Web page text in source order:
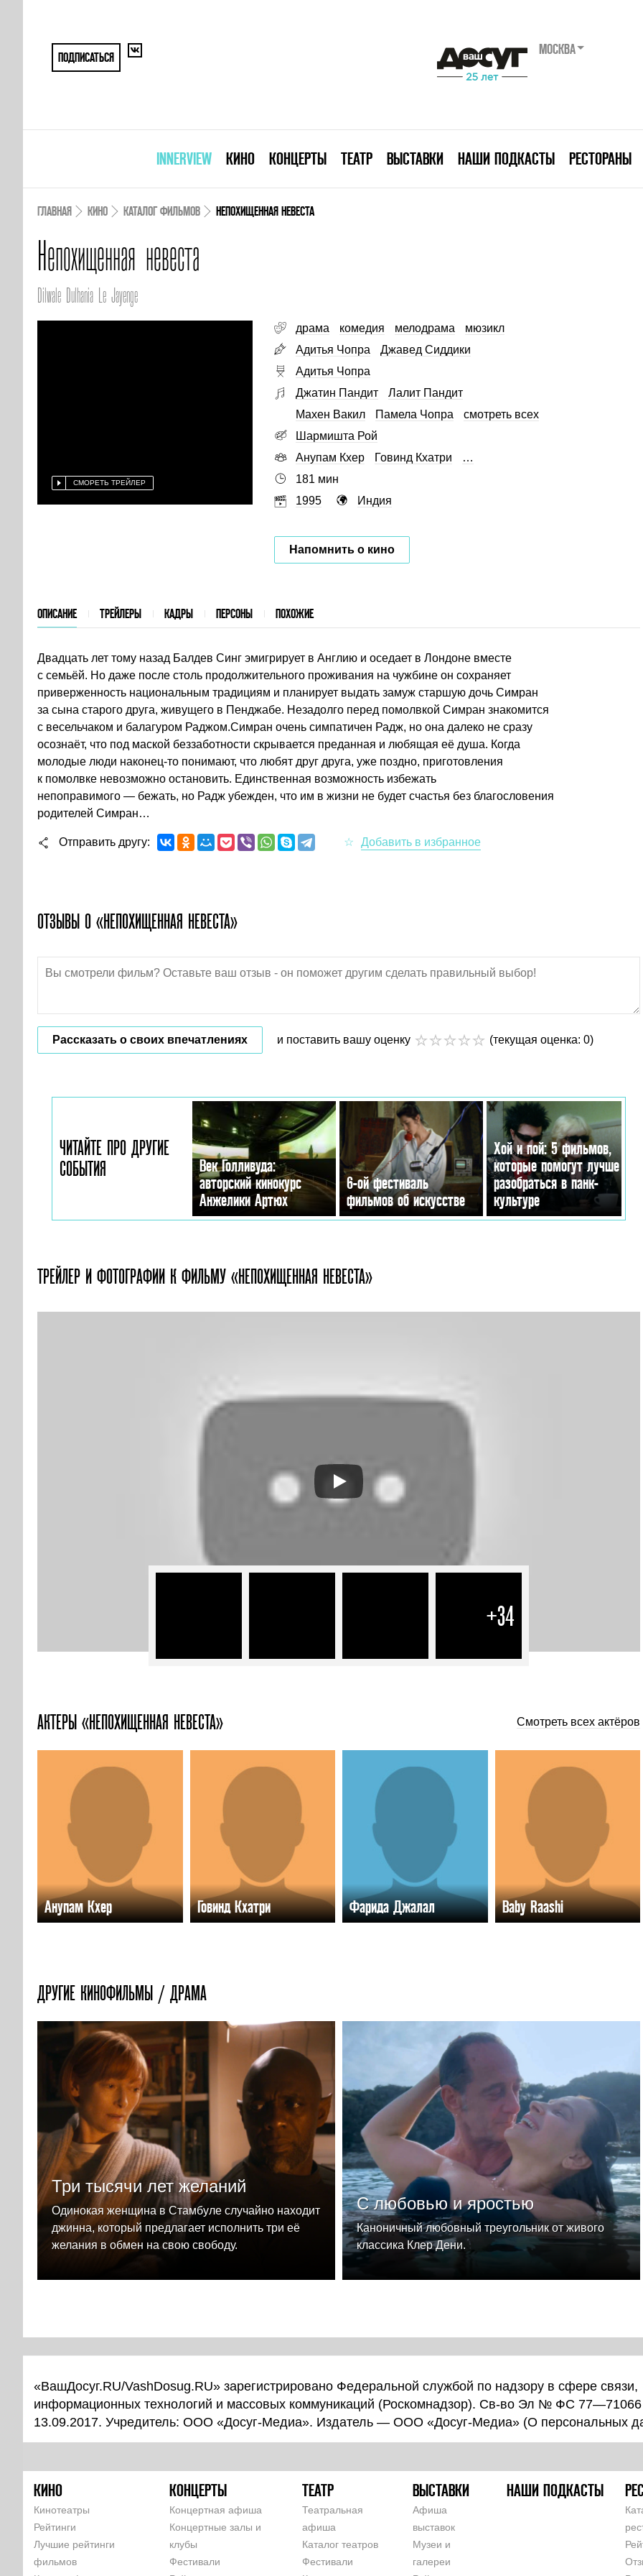
ПОДПИСАТЬСЯ
МОСКВА
INNERVIEW КИНО КОНЦЕРТЫ ТЕАТР ВЫСТАВКИ НАШИ ПОДКАСТЫ РЕСТОРАНЫ
ГЛАВНАЯ КИНО КАТАЛОГ ФИЛЬМОВ НЕПОХИЩЕННАЯ НЕВЕСТА
Непохищенная невеста
Dilwale Dulhania Le Jayenge
СМОРЕТЬ ТРЕЙЛЕР
драма комедия мелодрама
мюзикл
Адитья Чопра
Джавед Сиддики
Адитья Чопра
Джатин Пандит
Лалит Пандит
Махен Вакил
Памела Чопра
смотреть всех
Шармишта Рой
Анупам Кхер
Говинд Кхатри
…
181 мин
1995
Индия
Напомнить о кино
ОПИСАНИЕ ТРЕЙЛЕРЫ КАДРЫ ПЕРСОНЫ ПОХОЖИЕ
Двадцать лет тому назад Балдев Синг эмигрирует в Англию и оседает в Лондоне вместе
с семьёй. Но даже после столь продолжительного проживания на чужбине он сохраняет
приверженность национальным традициям и планирует выдать замуж старшую дочь Симран
за сына старого друга, живущего в Пенджабе. Незадолго перед помолвкой Симран знакомится
с весельчаком и балагуром Раджом.Симран очень симпатичен Радж, но она далеко не сразу
осознаёт, что под маской беззаботности скрывается преданная и любящая её душа. Когда
молодые люди наконец-то понимают, что любят друг друга, уже поздно, приготовления
к помолвке невозможно остановить. Единственная возможность избежать
непоправимого — бежать, но Радж убежден, что им в жизни не будет счастья без благословения
родителей Симран…
Отправить другу
ОТЗЫВЫ О «НЕПОХИЩЕННАЯ НЕВЕСТА»
Рассказать о своих впечатлениях и поставить вашу оценку (текущая оценка: 0)
ЧИТАЙТЕ ПРО ДРУГИЕ
СОБЫТИЯ
Век Голливуда:
авторский кинокурс
Анжелики Артюх
6-ой фестиваль
фильмов об искусстве
Хой и пой: 5 фильмов,
которые помогут лучше
разобраться в панк-
культуре
ТРЕЙЛЕР И ФОТОГРАФИИ К ФИЛЬМУ «НЕПОХИЩЕННАЯ НЕВЕСТА»
+34
АКТЕРЫ «НЕПОХИЩЕННАЯ НЕВЕСТА» Смотреть всех актёров
Анупам Кхер Говинд Кхатри Фарида Джалал Baby Raashi
ДРУГИЕ КИНОФИЛЬМЫ / ДРАМА
Три тысячи лет желаний
Одинокая женщина в Стамбуле случайно находит
джинна, который предлагает исполнить три её
желания в обмен на свою свободу.
С любовью и яростью
Каноничный любовный треугольник от живого
классика Клер Дени.
«ВашДосуг.RU/VashDosug.RU» зарегистрировано Федеральной службой по надзору в сфере связи,
информационных технологий и массовых коммуникаций (Роскомнадзор). Св-во Эл № ФС 77—71066
13.09.2017. Учредитель: ООО «Досуг-Медиа». Издатель — ООО «Досуг-Медиа» (О персональных
КИНО
Кинотеатры
Рейтинги
Лучшие рейтинги
фильмов
КОНЦЕРТЫ
Концертная афиша
Концертные залы и
клубы
Фестивали
ТЕАТР
Театральная
афиша
Каталог театров
Фестивали
ВЫСТАВКИ
Афиша
выставок
Музеи и
галереи
НАШИ ПОДКАСТЫ